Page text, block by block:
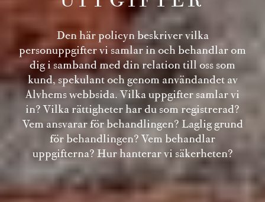
Den här policyn beskriver vilka
personuppgifter vi samlar in och behandlar om
dig i samband med din relation till oss som
kund, spekulant och genom användandet av
Alvhems webbsida. Vilka uppgifter samlar vi
in? Vilka rättigheter har du som registrerad?
Vem ansvarar för behandlingen? Laglig grund
för behandlingen? Vem behandlar
uppgifterna? Hur hanterar vi säkerheten?